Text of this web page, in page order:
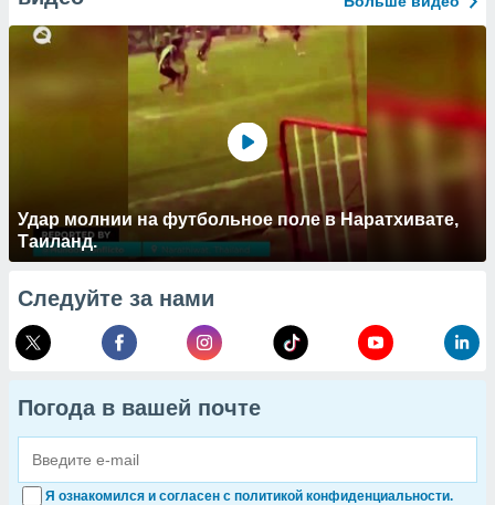
Удар молнии на футбольное поле в Наратхивате,
Таиланд.
Следуйте за нами
Погода в вашей почте
Я ознакомился и согласен с политикой конфиденциальности.